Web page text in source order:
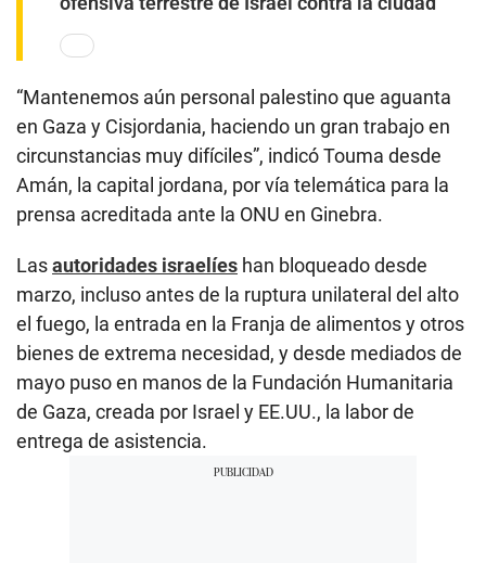
“Mantenemos aún personal palestino que aguanta
en Gaza y Cisjordania, haciendo un gran trabajo en
circunstancias muy difíciles”, indicó Touma desde
Amán, la capital jordana, por vía telemática para la
prensa acreditada ante la ONU en Ginebra.
Lasautoridades israelíes han bloqueado desde
marzo, incluso antes de la ruptura unilateral del alto
el fuego, la entrada en la Franja de alimentos y otros
bienes de extrema necesidad, y desde mediados de
mayo puso en manos de la Fundación Humanitaria
de Gaza, creada por Israel y EE.UU., la labor de
entrega de asistencia.